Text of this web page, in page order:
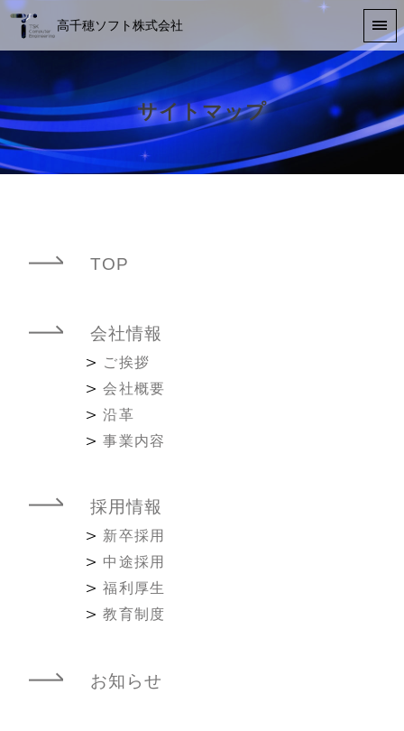
高千穂ソフト株式会社
サイトマップ
TOP
会社情報
ご挨拶
会社概要
沿革
事業内容
採用情報
新卒採用
中途採用
福利厚生
教育制度
お知らせ